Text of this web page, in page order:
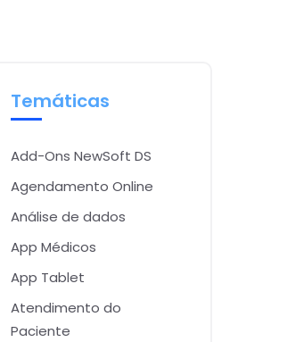
Temáticas
Add-Ons NewSoft DS
Agendamento Online
Análise de dados
App Médicos
App Tablet
Atendimento do
Paciente